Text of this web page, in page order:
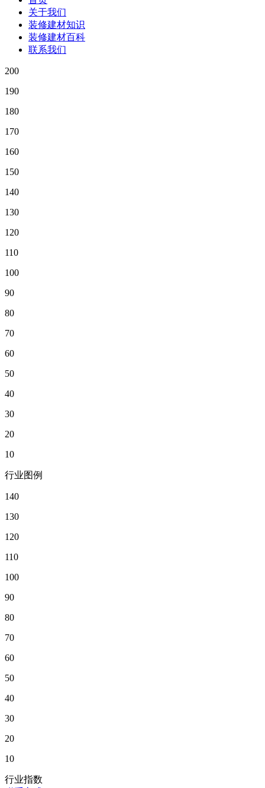
关于我们
装修建材知识
装修建材百科
联系我们
200
190
180
170
160
150
140
130
120
110
100
90
80
70
60
50
40
30
20
10
行业图例
140
130
120
110
100
90
80
70
60
50
40
30
20
10
行业指数